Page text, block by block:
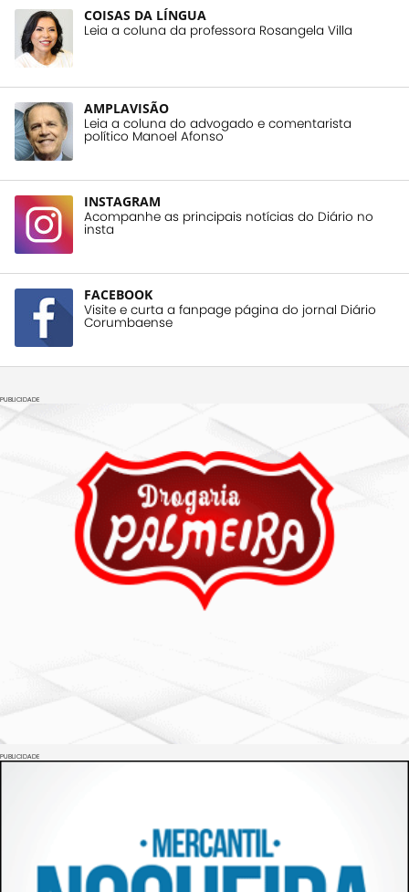
COISAS DA LÍNGUA
Leia a coluna da professora Rosangela Villa
AMPLAVISÃO
Leia a coluna do advogado e comentarista
político Manoel Afonso
INSTAGRAM
Acompanhe as principais notícias do Diário no
insta
FACEBOOK
Visite e curta a fanpage página do jornal Diário
Corumbaense
PUBLICIDADE
PUBLICIDADE